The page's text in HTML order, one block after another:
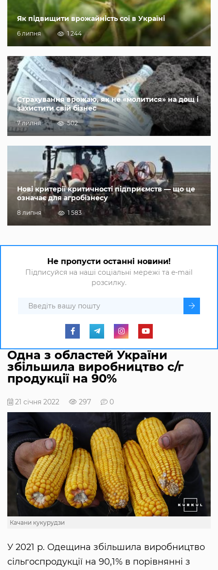
Як підвищити врожайність сої в Україні
6 липня 1 244
Страхування врожаю, як не «молитися» на дощ і
захистити свій бізнес
7 липня 502
Нові критерії критичності підприємств — що це
означає для агробізнесу
8 липня 1 583
Не пропусти останні новини!
Підписуйся на наші соціальні мережі та e-mail
розсилку.
Одна з областей України
збільшила виробництво с/г
продукції на 90%
21 січня 2022 297 0
Качани кукурудзи
У 2021 р. Одещина збільшила виробництво
сільгоспродукції на 90,1% в порівнянні з